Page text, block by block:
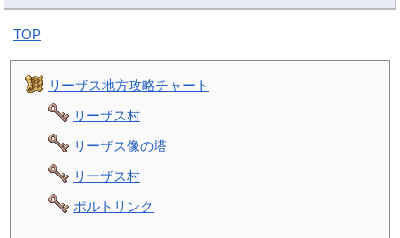
TOP
リーザス地方攻略チャート
リーザス村
リーザス像の塔
リーザス村
ポルトリンク